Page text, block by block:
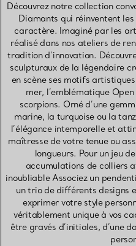
Découvrez notre collection
Diamants qui réinventent
caractère. Imaginé par les
réalisé dans nos ateliers de
tradition d’innovation.
sculpturaux de la légendaire
en scène ses motifs
mer, l’emblématique
scorpions. Orné d’une
marine, la turquoise ou la
l’élégance intemporelle et
maîtresse de votre tenue ou
longueurs. Pour un jeu
accumulations de colliers
inoubliable Associez un
un trio de différents designs
exprimer votre style
véritablement unique à vos
être gravés d’initiales, d’une